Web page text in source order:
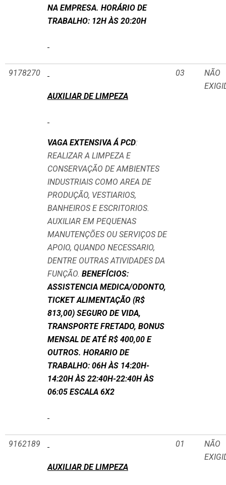
NA EMPRESA. HORÁRIO DE
TRABALHO: 12H ÀS 20:20H
9178270
AUXILIAR DE LIMPEZA
VAGA EXTENSIVA Á PCD:
REALIZAR A LIMPEZA E
CONSERVAÇÃO DE AMBIENTES
INDUSTRIAIS COMO AREA DE
PRODUÇÃO, VESTIARIOS,
BANHEIROS E ESCRITORIOS.
AUXILIAR EM PEQUENAS
MANUTENÇÕES OU SERVIÇOS DE
APOIO, QUANDO NECESSARIO,
DENTRE OUTRAS ATIVIDADES DA
FUNÇÃO. BENEFÍCIOS:
ASSISTENCIA MEDICA/ODONTO,
TICKET ALIMENTAÇÃO (R$
813,00) SEGURO DE VIDA,
TRANSPORTE FRETADO, BONUS
MENSAL DE ATÉ R$ 400,00 E
OUTROS. HORARIO DE
TRABALHO: 06H ÀS 14:20H-
14:20H ÀS 22:40H-22:40H ÀS
06:05 ESCALA 6X2
03
NÃO
9162189
AUXILIAR DE LIMPEZA
01
NÃO